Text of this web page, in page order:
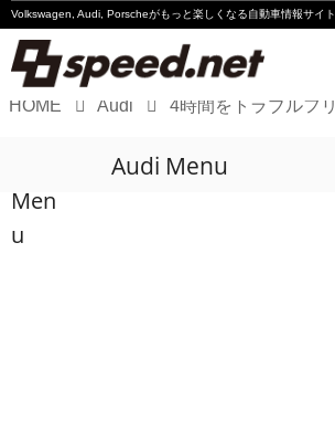
Volkswagen, Audi, Porscheがもっと楽しくなる自動車情報サイト
Audi
HOME Audi
Men
u
Audi Menu